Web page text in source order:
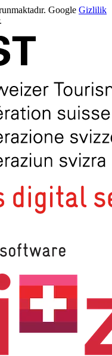
Google Gizlilik